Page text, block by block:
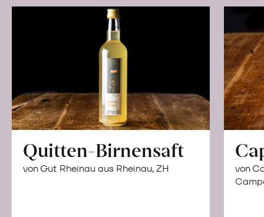
Quitten-Birnensaft
von Gut Rheinau aus Rheinau, ZH
von